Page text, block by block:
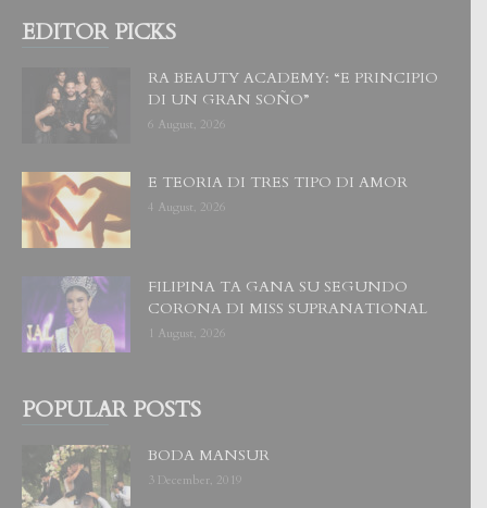
EDITOR PICKS
RA BEAUTY ACADEMY: “E PRINCIPIO
DI UN GRAN SOÑO”
6 August, 2026
E TEORIA DI TRES TIPO DI AMOR
4 August, 2026
FILIPINA TA GANA SU SEGUNDO
CORONA DI MISS SUPRANATIONAL
1 August, 2026
POPULAR POSTS
BODA MANSUR
3 December, 2019